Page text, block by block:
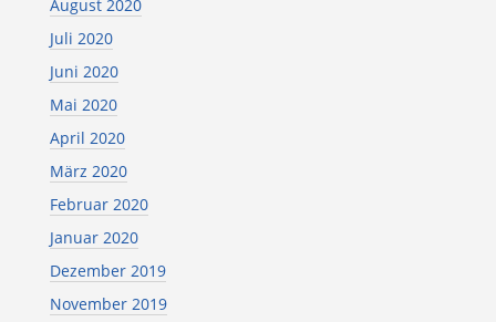
August 2020
Juli 2020
Juni 2020
Mai 2020
April 2020
März 2020
Februar 2020
Januar 2020
Dezember 2019
November 2019